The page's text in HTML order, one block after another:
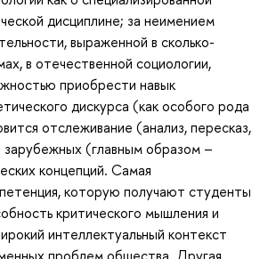
дисциплине; за неимением
выраженной в сколько-
в отечественной социологии,
приобрести навык
дискурса (как особого рода
отслеживание (анализ, пересказ,
зарубежных (главным образом –
концепций. Самая
которую получают студенты
критического мышления и
интеллектуальный контекст